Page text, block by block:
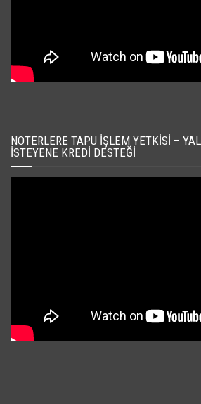
NOTERLERE TAPU İŞLEM YETKISI –
İSTEYENE KREDI DESTEĞI